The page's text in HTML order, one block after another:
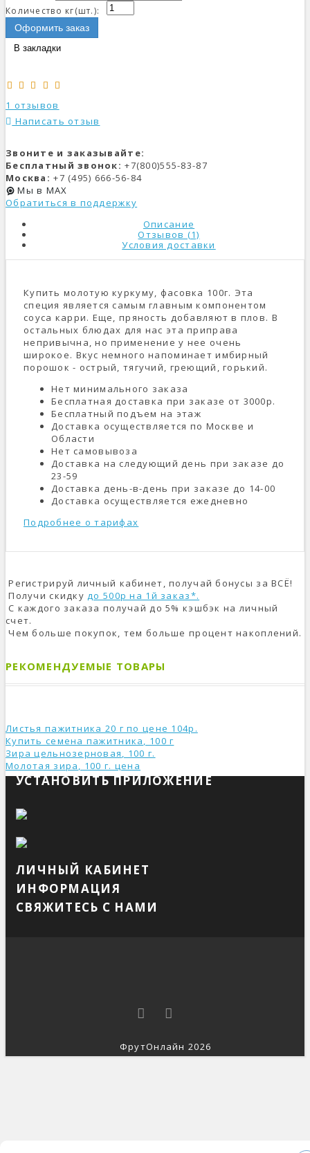
Количество кг(шт.):
Оформить заказ
В закладки
1 отзывов
Написать отзыв
Звоните и заказывайте:
Бесплатный звонок: +7(800)555-83-87
Москва: +7 (495) 666-56-84
Мы в MAX
Обратиться в поддержку
Описание
Отзывов (1)
Условия доставки
Купить молотую куркуму, фасовка 100г. Эта
специя является самым главным компонентом
соуса карри. Еще, пряность добавляют в плов. В
остальных блюдах для нас эта приправа
непривычна, но применение у нее очень
широкое. Вкус немного напоминает имбирный
порошок - острый, тягучий, греющий, горький.
Нет минимального заказа
Бесплатная доставка при заказе от 3000р.
Бесплатный подъем на этаж
Доставка осуществляется по Москве и
Области
Нет самовывоза
Доставка на следующий день при заказе до
23-59
Доставка день-в-день при заказе до 14-00
Доставка осуществляется ежедневно
Подробнее о тарифах
Регистрируй личный кабинет, получай бонусы за ВСЁ!
Получи скидкудо 500р на 1й заказ*.
С каждого заказа получай до 5% кэшбэк на личный
счет.
Чем больше покупок, тем больше процент накоплений.
РЕКОМЕНДУЕМЫЕ ТОВАРЫ
Листья пажитника 20 г по цене 104р.
Купить семена пажитника, 100 г
Зира цельнозерновая, 100 г.
Молотая зира, 100 г. ценa
УСТАНОВИТЬ ПРИЛОЖЕНИЕ
ЛИЧНЫЙ КАБИНЕТ
ИНФОРМАЦИЯ
СВЯЖИТЕСЬ С НАМИ
ФрутОнлайн 2026